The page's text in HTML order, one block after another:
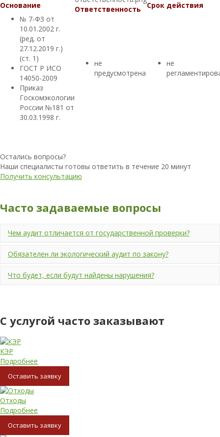
Основание Ответственность
Срок действия
№ 7-ФЗ от
10.01.2002 г.
(ред. от
27.12.2019 г.)
(ст. 1)
ГОСТ Р ИСО
14050-2009
Приказ
Госкомэкологии
России №181 от
30.03.1998 г.
не
предусмотрена
не
Остались вопросы?
Наши специалисты готовы ответить в течение 20 минут
Получить консультацию
Часто задаваемые вопросы
Чем аудит отличается от государственной проверки?
Обязателен ли экологический аудит по закону?
Что будет, если будут найдены нарушения?
С услугой часто заказывают
КЭР
Подробнее
Oставить заявку
Отходы
Подробнее
Oставить заявку